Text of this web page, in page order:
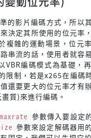
的影片編碼方式，所以
決定其所使用的位元率
複雜的運動場景，位元
串流的話，使用者就容
VBR編碼模式為基礎，
限制，若是x265在編碼
還要更大的位元率才有
質)來進行編碼。
參數傳入要設定
參數來設定解碼器用